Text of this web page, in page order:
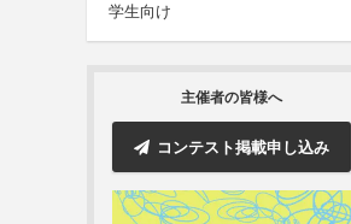
学生向け
主催者の皆様へ
コンテスト掲載申し込み